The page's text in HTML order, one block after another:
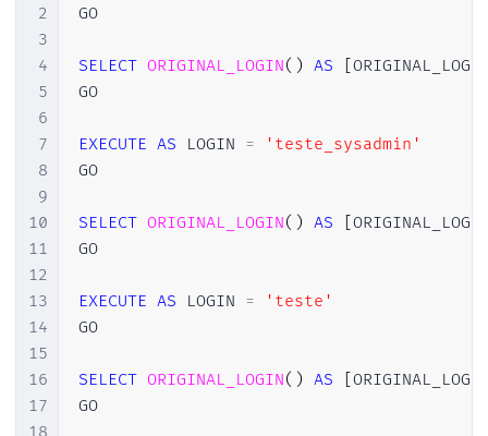
2
3
4
5
6
7
8
9
10
11
12
13
14
15
16
17
GO
SELECT ORIGINAL_LOGIN( ) AS
GO
EXECUTE AS LOGIN =
'teste_sysadmin'
GO
SELECT ORIGINAL_LOGIN( ) AS
GO
EXECUTE AS LOGIN =
'teste'
GO
SELECT ORIGINAL_LOGIN( ) AS
GO